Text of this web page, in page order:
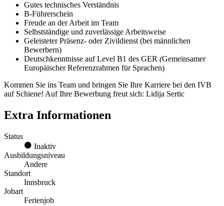
Gutes technisches Verständnis
B-Führerschein
Freude an der Arbeit im Team
Selbstständige und zuverlässige Arbeitsweise
Geleisteter Präsenz- oder Zivildienst (bei männlichen
Bewerbern)
Deutschkenntnisse auf Level B1 des GER (Gemeinsamer
Europäischer Referenzrahmen für Sprachen)
Kommen Sie ins Team und bringen Sie Ihre Karriere bei den IVB
auf Schiene! Auf Ihre Bewerbung freut sich: Lidija Sertic
Extra Informationen
Status
Inaktiv
Ausbildungsniveau
Andere
Standort
Innsbruck
Jobart
Ferienjob